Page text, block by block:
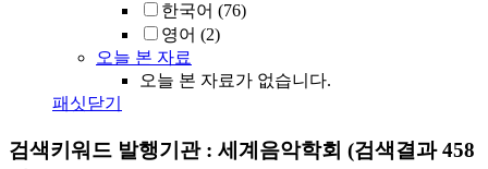
한국어 (76)
영어 (2)
오늘 본 자료
오늘 본 자료가 없습니다.
패싯닫기
검색키워드 발행기관 : 세계음악학회 (검색결과 458